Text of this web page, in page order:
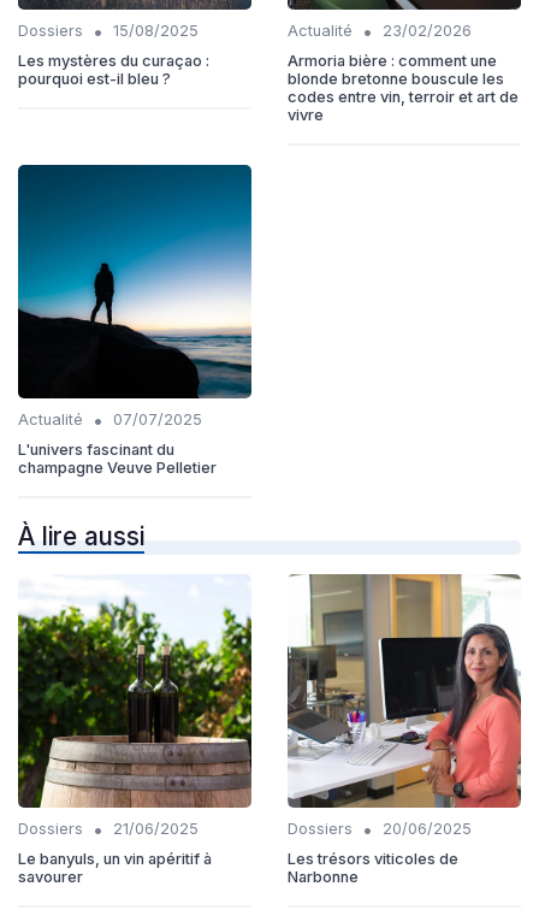
Dossiers •
15/08/2025
Les mystères du curaçao :
pourquoi est-il bleu ?
Actualité •
23/02/2026
Armoria bière : comment une
blonde bretonne bouscule les
codes entre vin, terroir et art de
vivre
Actualité •
07/07/2025
L'univers fascinant du
champagne Veuve Pelletier
À lire aussi
Dossiers •
21/06/2025
Le banyuls, un vin apéritif à
savourer
Dossiers •
20/06/2025
Les trésors viticoles de
Narbonne